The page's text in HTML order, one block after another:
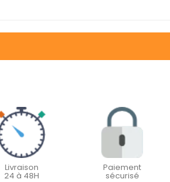
Livraison
24 à 48H
Paiement
sécurisé